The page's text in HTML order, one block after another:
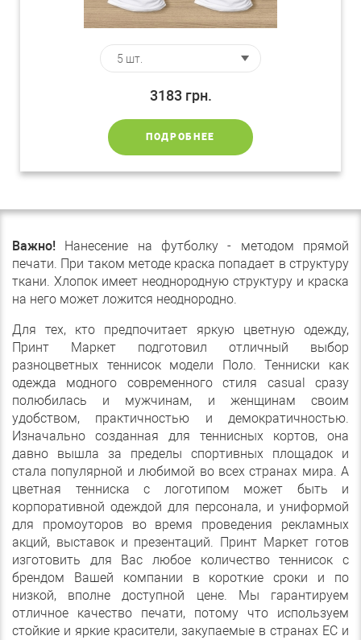
3183 грн.
ПОДРОБНЕЕ
Важно! Нанесение на футболку - методом прямой
печати. При таком методе краска попадает в структуру
ткани. Хлопок имеет неоднородную структуру и краска
на него может ложится неоднородно.
Для тех, кто предпочитает яркую цветную одежду,
Принт Маркет подготовил отличный выбор
разноцветных теннисок модели Поло. Тенниски как
одежда модного современного стиля casual сразу
полюбилась и мужчинам, и женщинам своим
удобством, практичностью и демократичностью.
Изначально созданная для теннисных кортов, она
давно вышла за пределы спортивных площадок и
стала популярной и любимой во всех странах мира. А
цветная тенниска с логотипом может быть и
корпоративной одеждой для персонала, и униформой
для промоуторов во время проведения рекламных
акций, выставок и презентаций. Принт Маркет готов
изготовить для Вас любое количество теннисок с
брендом Вашей компании в короткие сроки и по
низкой, вполне доступной цене. Мы гарантируем
отличное качество печати, потому что используем
стойкие и яркие красители, закупаемые в странах ЕС и